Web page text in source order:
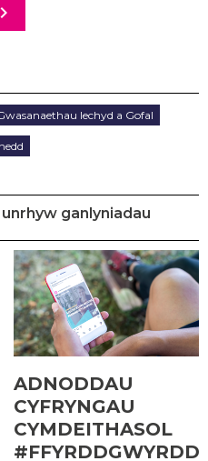
chevron_right
Iechyd a Gofal
ganlyniadau
ADNODDAU
CYFRYNGAU
CYMDEITHASOL
#FFYRDDGWYRDD